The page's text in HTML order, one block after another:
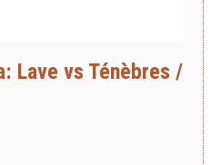
Lave vs Ténèbres /